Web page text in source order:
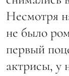
Несмотря
не было
первый
актрисы, у